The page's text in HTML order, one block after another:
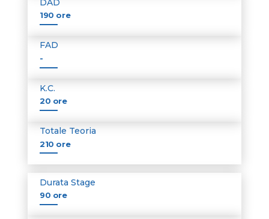
DAD
190 ore
FAD
-
K.C.
20 ore
Totale Teoria
210 ore
Durata Stage
90 ore